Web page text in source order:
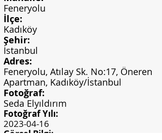
Feneryolu
İlçe:
Kadıköy
Şehir:
İstanbul
Adres:
Feneryolu, Atılay Sk. No:17, Öneren
Apartman, Kadıköy/İstanbul
Fotoğraf:
Seda Elyıldırım
Fotoğraf Yılı:
2023-04-16
Görsel Bilgi: